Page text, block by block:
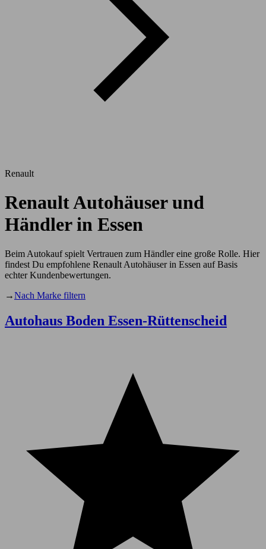
Renault
Renault Autohäuser und
Händler in Essen
Beim Autokauf spielt Vertrauen zum Händler eine große Rolle. Hier
findest Du empfohlene Renault Autohäuser in Essen auf Basis
echter Kundenbewertungen.
→Nach Marke filtern
Autohaus Boden Essen-Rüttenscheid